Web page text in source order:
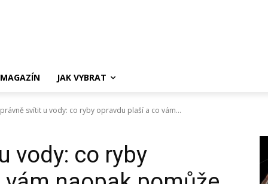
MAGAZÍN JAK VYBRAT
svítit u vody: co ryby opravdu plaší a co vám...
vody: co ryby